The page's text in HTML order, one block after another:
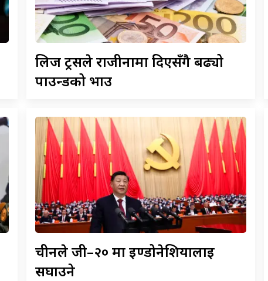
लिजट्रसले राजीनामा दिएसँगै बढ्यो
पाउन्डको भाउ
चीनलेजी–२० मा इण्डोनेशियालाई
सघाउने